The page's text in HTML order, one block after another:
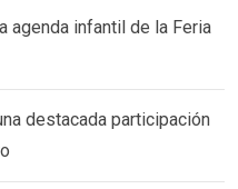
agenda infantil de la Feria
destacada participación